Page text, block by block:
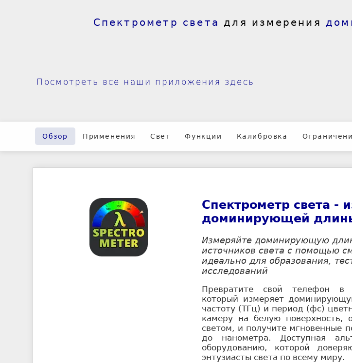
Спектрометр света для измерения
Посмотреть все наши приложения здесь
Обзор Применения Свет Функции Калибровка
Спектрометр света -
доминирующей
Измеряйте доминирующую
источников света с помощью
идеально для образования,
исследований
Превратите свой телефон в
который измеряет
частоту (ТГц) и период (фс)
камеру на белую поверхность,
светом, и получите мгновенные
до нанометра. Доступная
оборудованию, которой
энтузиасты света по всему миру.